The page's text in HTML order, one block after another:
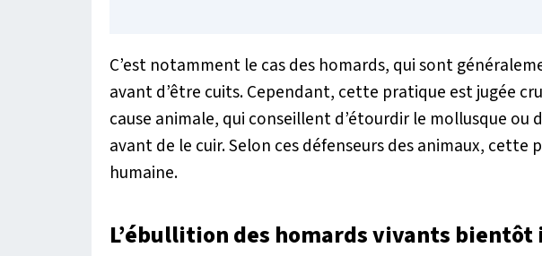
C’est notamment le cas des homards, qui sont
avant d’être cuits. Cependant, cette pratique est jugée
cause animale, qui conseillent d’étourdir le mollusque ou
avant de le cuir. Selon ces défenseurs des animaux,
humaine.
L’ébullition des homards vivants